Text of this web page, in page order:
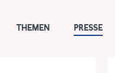
THEMEN PRESSE